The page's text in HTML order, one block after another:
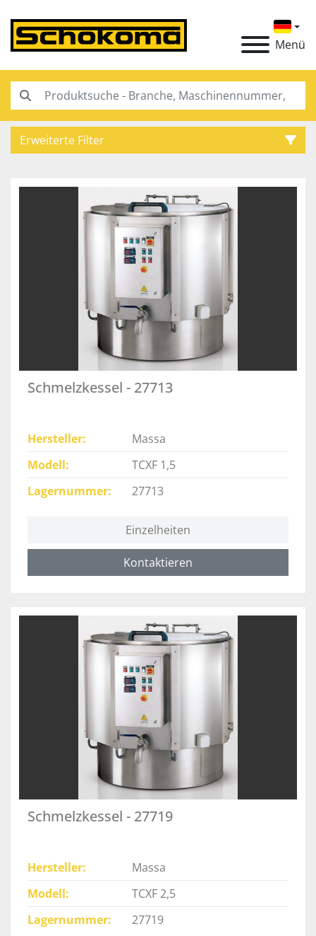
Menü
Erweiterte Filter
Schmelzkessel - 27713
Hersteller
Massa
Modell
TCXF 1,5
Lagernummer
27713
Einzelheiten
Kontaktieren
Schmelzkessel - 27719
Hersteller
Massa
Modell
TCXF 2,5
Lagernummer
27719